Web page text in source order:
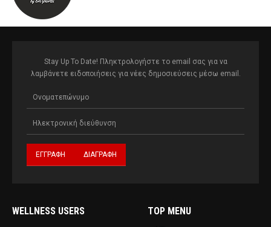
Stay Up To Date! Πληκτρολογήστε το email σας για να
λαμβάνετε ειδοποιήσεις για νέες δημοσιεύσεις μέσω email.
WELLNESS USERS TOP MENU